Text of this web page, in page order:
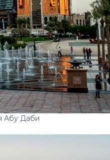
Абу Даби